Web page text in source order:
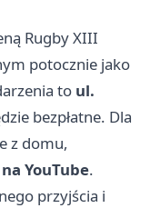
Rugby XIII
potocznie jako
to ul.
bezpłatne. Dla
z domu,
YouTube.
przyjścia i